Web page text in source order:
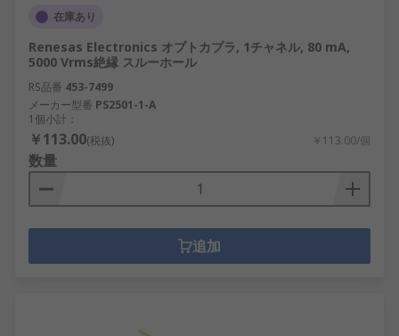
在庫あり
Renesas Electronics オプトカプラ, 1チャネル, 80 mA,
5000 Vrms絶縁 スルーホール
RS品番 453-7499
メーカー型番 PS2501-1-A
1個小計：
￥113.00(税抜) ￥113.00/個
数量
追加